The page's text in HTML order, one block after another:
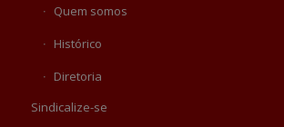
Quem somos
Histórico
Diretoria
Sindicalize-se